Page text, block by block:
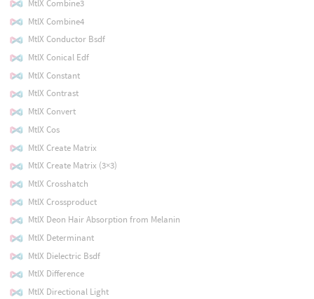
MtlX Combine3
MtlX Combine4
MtlX Conductor Bsdf
MtlX Conical Edf
MtlX Constant
MtlX Contrast
MtlX Convert
MtlX Cos
MtlX Create Matrix
MtlX Create Matrix (3×3)
MtlX Crosshatch
MtlX Crossproduct
MtlX Deon Hair Absorption from Melanin
MtlX Determinant
MtlX Dielectric Bsdf
MtlX Difference
MtlX Directional Light